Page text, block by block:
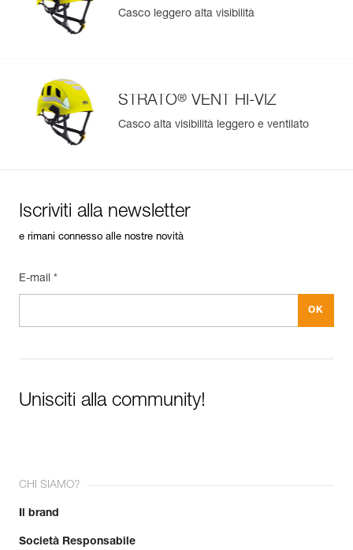
Casco leggero alta visibilità
STRATO® VENT HI-VIZ
Casco alta visibilità leggero e ventilato
Iscriviti alla newsletter
e rimani connesso alle nostre novità
E-mail *
Unisciti alla community!
CHI SIAMO?
Il brand
Società Responsabile